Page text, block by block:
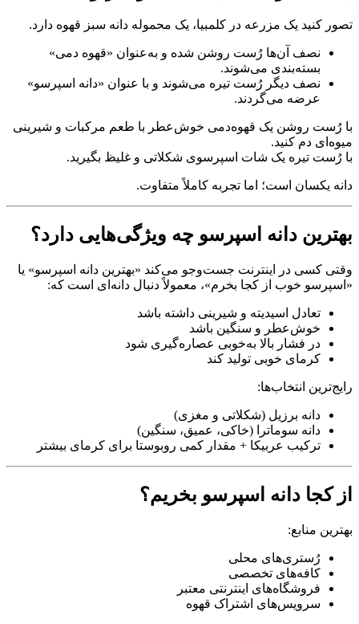
تصور کنید یک مزرعه در کلمبیا، یک محموله دانه سبز قهوه دارد.
نصف آن‌ها رُست روشن شده و به‌عنوان «قهوه دمی»
بسته‌بندی می‌شوند.
نصف دیگر رُست تیره می‌شوند و با عنوان «دانه اسپرسو»
عرضه می‌گردند.
با رُست روشن یک قهوه‌دمی خوش‌عطر با طعم مرکبات و شیرینی
میوه‌ای دم کنید.
با رُست تیره یک شات اسپرسوی شکلاتی و غلیظ بگیرید.
دانه یکسان است؛ اما تجربه کاملاً متفاوت.
بهترین دانه‌ اسپرسو چه ویژگی‌هایی دارد؟
وقتی کسی در اینترنت جست‌وجو می‌کند «بهترین دانه اسپرسو» یا
«اسپرسو خوب از کجا بخرم»، معمولاً دنبال دانه‌ای است که:
تعادل اسیدیته و شیرینی داشته باشد
خوش‌عطر و سنگین باشد
در فشار بالا به‌خوبی عصاره‌گیری شود
کرمای خوبی تولید کند
رایج‌ترین انتخاب‌ها:
دانه برزیل (شکلاتی و مغزی)
دانه سوماترا (خاکی، عمیق، سنگین)
ترکیب عربیکا + مقدار کمی روبوستا برای کرمای بیشتر
از کجا دانه اسپرسو بخریم؟
بهترین منابع:
رُستری‌های محلی
کافه‌های تخصصی
فروشگاه‌های اینترنتی معتبر
سرویس‌های اشتراک قهوه